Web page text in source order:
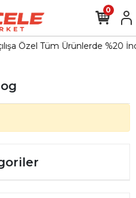
Özel Tüm Ürünlerde %20
0